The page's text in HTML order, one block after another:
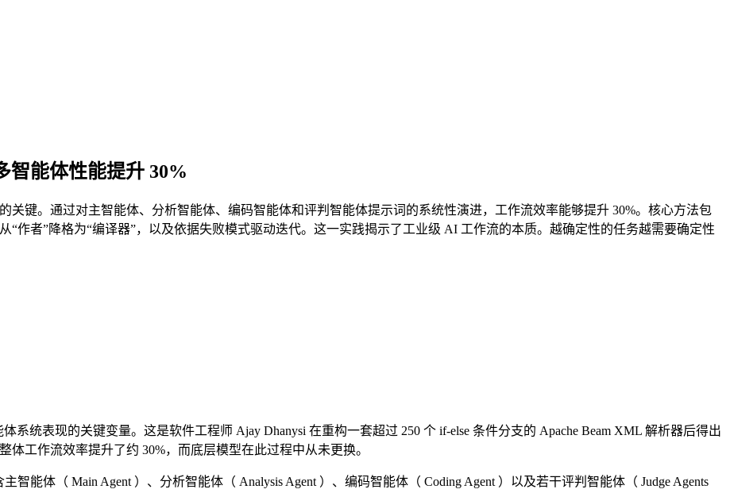
智能体性能提升 30%
关键。通过对主智能体、分析智能体、编码智能体和评判智能体提示词的系统性演进，工作流效率能够提升 30%。核心方法包
作者”降格为“编译器”，以及依据失败模式驱动迭代。这一实践揭示了工业级 AI 工作流的本质。越确定性的任务越需要确定性
系统表现的关键变量。这是软件工程师 Ajay Dhanysi 在重构一套超过 250 个 if-else 条件分支的 Apache Beam XML 解析器后得出
工作流效率提升了约 30%，而底层模型在此过程中从未更换。
能体（ Main Agent ）、分析智能体（ Analysis Agent ）、编码智能体（ Coding Agent ）以及若干评判智能体（ Judge Agents